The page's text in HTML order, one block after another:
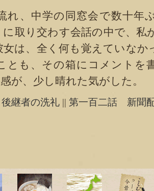
、中学の同窓会で数十年
取り交わす会話の中で、私
は、全く何も覚えていなか
とも、その箱にコメントを
が、少し晴れた気がした。
継者の洗礼|| 第一百二話 新聞